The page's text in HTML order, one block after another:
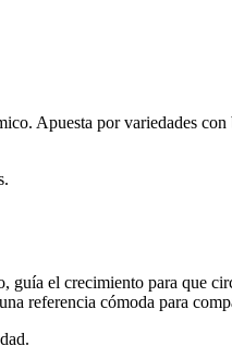
Apuesta por variedades
el crecimiento para que
referencia cómoda para